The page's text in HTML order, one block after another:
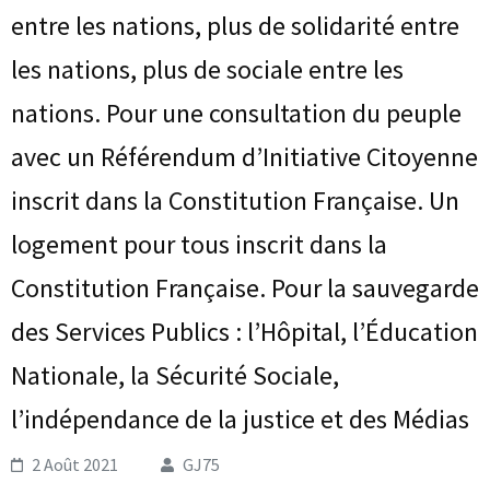
entre les nations, plus de solidarité entre
les nations, plus de sociale entre les
nations. Pour une consultation du peuple
avec un Référendum d’Initiative Citoyenne
inscrit dans la Constitution Française. Un
logement pour tous inscrit dans la
Constitution Française. Pour la sauvegarde
des Services Publics : l’Hôpital, l’Éducation
Nationale, la Sécurité Sociale,
l’indépendance de la justice et des Médias
2 Août 2021 GJ75